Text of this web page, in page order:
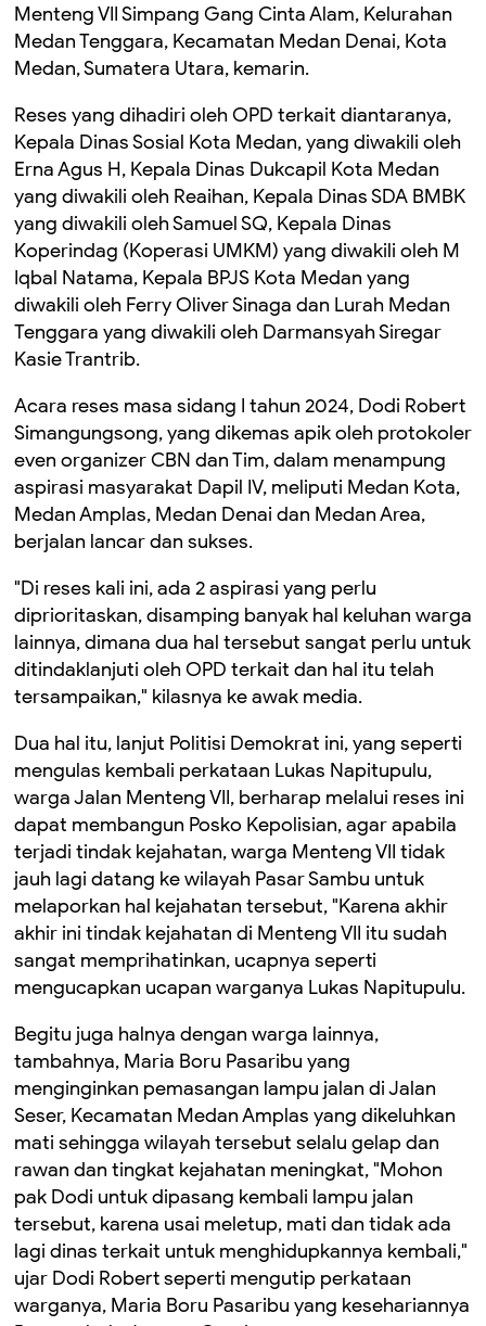
Menteng VII Simpang Gang Cinta Alam, Kelurahan
Medan Tenggara, Kecamatan Medan Denai, Kota
Medan, Sumatera Utara, kemarin.
Reses yang dihadiri oleh OPD terkait diantaranya,
Kepala Dinas Sosial Kota Medan, yang diwakili oleh
Erna Agus H, Kepala Dinas Dukcapil Kota Medan
yang diwakili oleh Reaihan, Kepala Dinas SDA BMBK
yang diwakili oleh Samuel SQ, Kepala Dinas
Koperindag (Koperasi UMKM) yang diwakili oleh M
Iqbal Natama, Kepala BPJS Kota Medan yang
diwakili oleh Ferry Oliver Sinaga dan Lurah Medan
Tenggara yang diwakili oleh Darmansyah Siregar
Kasie Trantrib.
Acara reses masa sidang I tahun 2024, Dodi Robert
Simangungsong, yang dikemas apik oleh protokoler
even organizer CBN dan Tim, dalam menampung
aspirasi masyarakat Dapil IV, meliputi Medan Kota,
Medan Amplas, Medan Denai dan Medan Area,
berjalan lancar dan sukses.
"Di reses kali ini, ada 2 aspirasi yang perlu
diprioritaskan, disamping banyak hal keluhan warga
lainnya, dimana dua hal tersebut sangat perlu untuk
ditindaklanjuti oleh OPD terkait dan hal itu telah
tersampaikan," kilasnya ke awak media.
Dua hal itu, lanjut Politisi Demokrat ini, yang seperti
mengulas kembali perkataan Lukas Napitupulu,
warga Jalan Menteng VII, berharap melalui reses ini
dapat membangun Posko Kepolisian, agar apabila
terjadi tindak kejahatan, warga Menteng VII tidak
jauh lagi datang ke wilayah Pasar Sambu untuk
melaporkan hal kejahatan tersebut, "Karena akhir
akhir ini tindak kejahatan di Menteng VII itu sudah
sangat memprihatinkan, ucapnya seperti
mengucapkan ucapan warganya Lukas Napitupulu.
Begitu juga halnya dengan warga lainnya,
tambahnya, Maria Boru Pasaribu yang
menginginkan pemasangan lampu jalan di Jalan
Seser, Kecamatan Medan Amplas yang dikeluhkan
mati sehingga wilayah tersebut selalu gelap dan
rawan dan tingkat kejahatan meningkat, "Mohon
pak Dodi untuk dipasang kembali lampu jalan
tersebut, karena usai meletup, mati dan tidak ada
lagi dinas terkait untuk menghidupkannya kembali,"
ujar Dodi Robert seperti mengutip perkataan
warganya, Maria Boru Pasaribu yang kesehariannya